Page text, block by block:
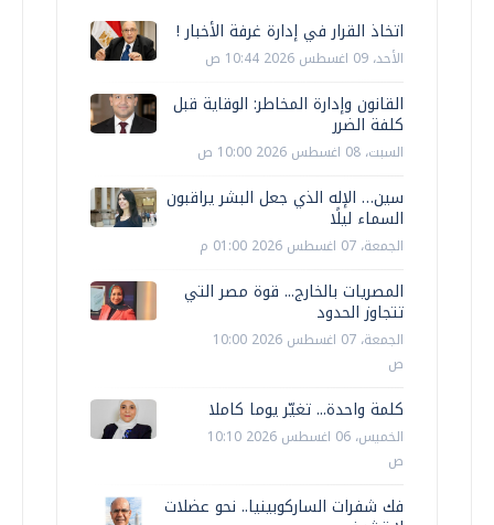
اتخاذ القرار في إدارة غرفة الأخبار !
الأحد، 09 اغسطس 2026 10:44 ص
القانون وإدارة المخاطر: الوقاية قبل
كلفة الضرر
السبت، 08 اغسطس 2026 10:00 ص
سين… الإله الذي جعل البشر يراقبون
السماء ليلًا
الجمعة، 07 اغسطس 2026 01:00 م
المصريات بالخارج... قوة مصر التي
تتجاوز الحدود
الجمعة، 07 اغسطس 2026 10:00
ص
كلمة واحدة... تغيّر يوما كاملا
الخميس، 06 اغسطس 2026 10:10
ص
فك شفرات الساركوبينيا.. نحو عضلات